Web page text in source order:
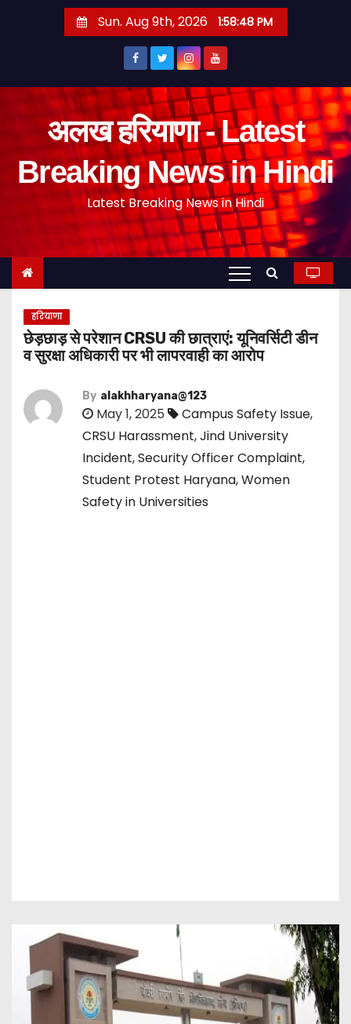
Sun. Aug 9th, 2026 1:58:49 PM
अलख हरियाणा - Latest
Breaking News in Hindi
Latest Breaking News in Hindi
हरियाणा
छेड़छाड़ से परेशान CRSU की छात्राएं: यूनिवर्सिटी डीन
व सुरक्षा अधिकारी पर भी लापरवाही का आरोप
By alakhharyana@123
May 1, 2025 Campus Safety Issue,
CRSU Harassment,Jind University
Incident,Security Officer Complaint,
Student Protest Haryana,Women
Safety in Universities